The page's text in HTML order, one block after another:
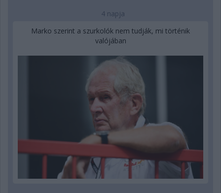
4 napja
Marko szerint a szurkolók nem tudják, mi történik
valójában